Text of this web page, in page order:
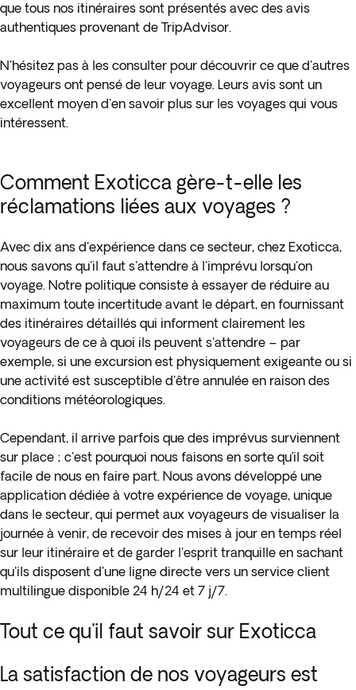
que tous nos itinéraires sont présentés avec des avis
authentiques provenant de TripAdvisor.
N'hésitez pas à les consulter pour découvrir ce que d'autres
voyageurs ont pensé de leur voyage. Leurs avis sont un
excellent moyen d'en savoir plus sur les voyages qui vous
intéressent.
Comment Exoticca gère-t-elle les
réclamations liées aux voyages ?
Avec dix ans d'expérience dans ce secteur, chez Exoticca,
nous savons qu'il faut s'attendre à l'imprévu lorsqu'on
voyage. Notre politique consiste à essayer de réduire au
maximum toute incertitude avant le départ, en fournissant
des itinéraires détaillés qui informent clairement les
voyageurs de ce à quoi ils peuvent s'attendre – par
exemple, si une excursion est physiquement exigeante ou si
une activité est susceptible d'être annulée en raison des
conditions météorologiques.
Cependant, il arrive parfois que des imprévus surviennent
sur place ; c'est pourquoi nous faisons en sorte qu’il soit
facile de nous en faire part. Nous avons développé une
application dédiée à votre expérience de voyage, unique
dans le secteur, qui permet aux voyageurs de visualiser la
journée à venir, de recevoir des mises à jour en temps réel
sur leur itinéraire et de garder l'esprit tranquille en sachant
qu'ils disposent d'une ligne directe vers un service client
multilingue disponible 24 h/24 et 7 j/7.
Tout ce qu'il faut savoir sur Exoticca
La satisfaction de nos voyageurs est